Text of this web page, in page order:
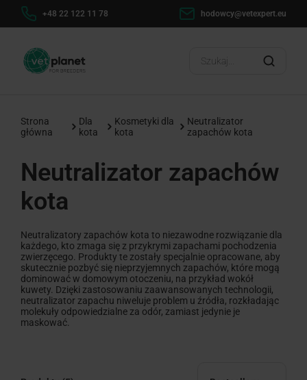
+48 22 122 11 78 hodowcy@vetexpert.eu
Strona
główna
Dla
kota
Kosmetyki dla
kota
Neutralizator
zapachów kota
Neutralizator zapachów
kota
Neutralizatory zapachów kota to niezawodne rozwiązanie dla
każdego, kto zmaga się z przykrymi zapachami pochodzenia
zwierzęcego. Produkty te zostały specjalnie opracowane, aby
skutecznie pozbyć się nieprzyjemnych zapachów, które mogą
dominować w domowym otoczeniu, na przykład wokół
kuwety. Dzięki zastosowaniu zaawansowanych technologii,
neutralizator zapachu niweluje problem u źródła, rozkładając
molekuły odpowiedzialne za odór, zamiast jedynie je
maskować.